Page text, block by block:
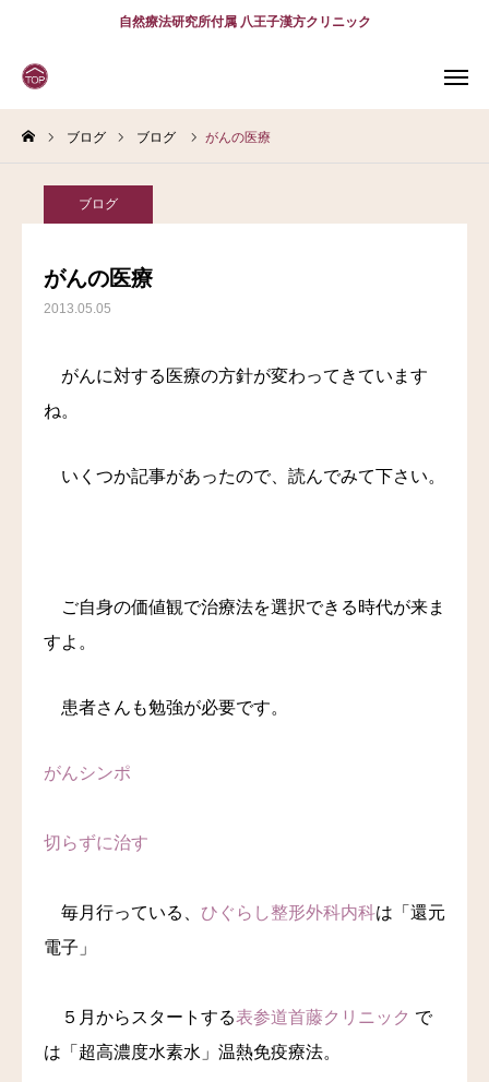
自然療法研究所付属 八王子漢方クリニック
ブログ ブログ がんの医療
ブログ
がんの医療
2013.05.05
がんに対する医療の方針が変わってきています
ね。
いくつか記事があったので、読んでみて下さい。
ご自身の価値観で治療法を選択できる時代が来ま
すよ。
患者さんも勉強が必要です。
がんシンポ
切らずに治す
毎月行っている、 ひぐらし整形外科内科は「還元
電子」
５月からスタートする表参道首藤クリニック で
は「超高濃度水素水」温熱免疫療法。
WEB予約
電話予約
当院について
診療案内
スタッフ紹介
ブログ